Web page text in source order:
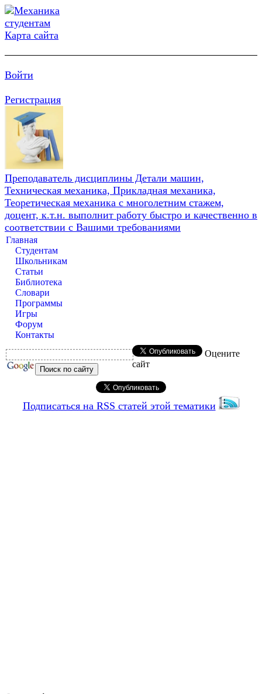
Карта сайта
Войти
Регистрация
Преподаватель дисциплины Детали машин,
Техническая механика, Прикладная механика,
Теоретическая механика с многолетним стажем,
доцент, к.т.н. выполнит работу быстро и качественно в
соответствии с Вашими требованиями
Главная
Студентам
Школьникам
Статьи
Библиотека
Словари
Программы
Игры
Форум
Контакты
Оцените
сайт
Подписаться на RSS статей этой тематики